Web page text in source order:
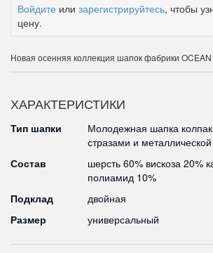
Войдите или зарегистрируйтесь, чтобы
цену.
Новая осенняя коллекция шапок фабрики OCEAN
ХАРАКТЕРИСТИКИ
Тип шапки
Молодежная шапка
стразами и
Состав
шерсть 60% вискоза 20%
полиамид 10%
Подклад
двойная
Размер
универсальный